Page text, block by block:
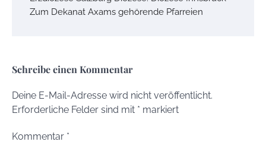
Zum Dekanat Axams gehörende Pfarreien
Schreibe einen Kommentar
Deine E-Mail-Adresse wird nicht veröffentlicht.
Erforderliche Felder sind mit * markiert
Kommentar *